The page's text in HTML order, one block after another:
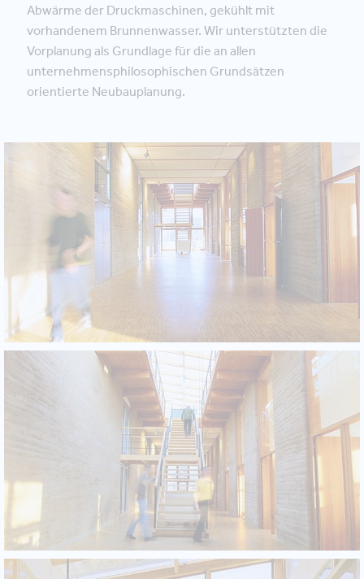
Abwärme der Druckmaschinen, gekühlt mit
vorhandenem Brunnenwasser. Wir unterstützten die
Vorplanung als Grundlage für die an allen
unternehmensphilosophischen Grundsätzen
orientierte Neubauplanung.